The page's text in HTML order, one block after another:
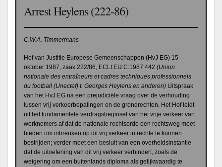
Arrest Heylens (222-86)
C.W.A. Timmermans
Hof van Justitie Europese Gemeenschappen (HvJ EG) 15
oktober 1987, zaak 222/86, ECLI:EU:C:1987:442 (Union
nationale des entraîneurs et cadres techniques professionnels
du football (Unectef) t. Georges Heylens en anderen) Uitspraak
van het HvJ EG na een prejudiciële vraag over de verhouding
tussen vrij verkeerbepalingen en de grondrechten. Het Hof leidt
uit het fundamentele verdragsbeginsel van het vrije verkeer van
werknemers af dat de nationale rechtsorde een rechtsweg moet
bieden om inbreuken op dit vrij verkeer in rechte te kunnen
bestrijden; verder moet een besluit van een overheidsinstantie
dat de uitoefening van dit vrij verkeer verhindert, zoals de
weigering om een buitenlands diploma als gelijkwaardig te